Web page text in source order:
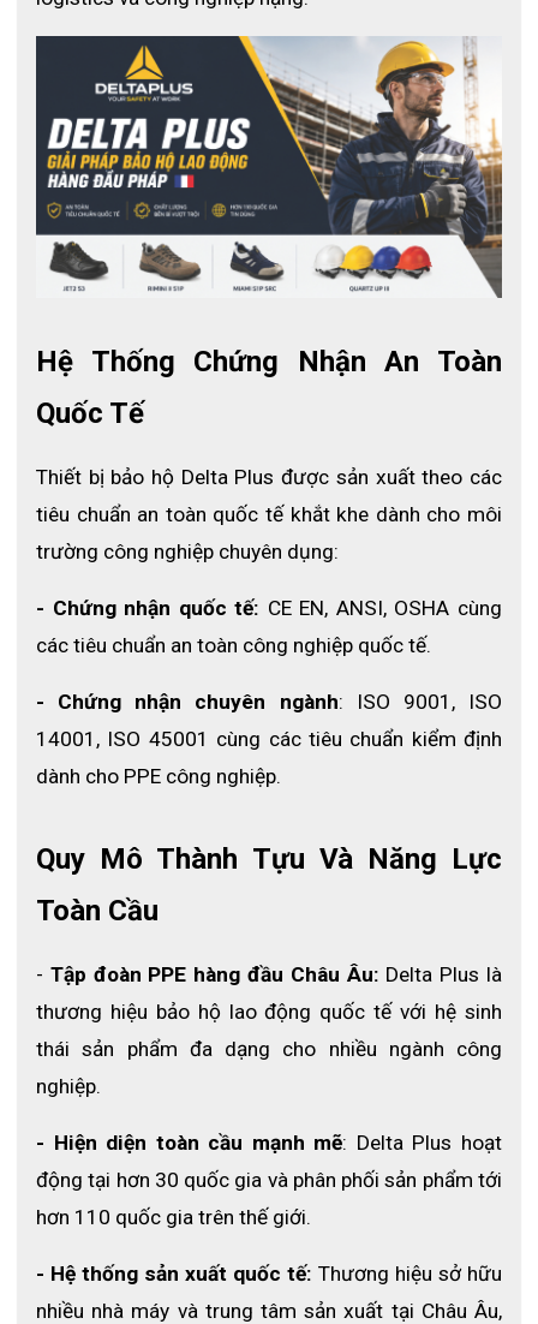
2. Thông số kỹ thuật
- Thương hiệu:
Delta Plus
- Mã sản phẩm: 500XTREM
- Xuất xứ: Trung Quốc
Chất liệu:
Bên ngoài 100% vải aramid, bên trong 100%
Kích thước: Chiều dài 36 cm, Chiều rộng 16 cm
Khả năng chịu nhiệt:
Lên đến 500°C trong 30 giây
Tiêu chuẩn:
EN388, EN407
Găng tay chịu nhiệt TERK 500 XTREM Delta Plus
3. Ưu điểm nổi bật
3.1 Chịu nhiệt cao bảo vệ tay an toàn
Có thể chịu nhiệt lên đến 500°C trong thời gian ngắn,
Hệ Thống Chứng Nhận An Toàn
Quốc Tế
Thiết bị bảo hộ Delta Plus được sản xuất theo các
tiêu chuẩn an toàn quốc tế khắt khe dành cho môi
trường công nghiệp chuyên dụng:
- Chứng nhận quốc tế: CE EN, ANSI, OSHA cùng
các tiêu chuẩn an toàn công nghiệp quốc tế.
- Chứng nhận chuyên ngành: ISO 9001, ISO
14001, ISO 45001 cùng các tiêu chuẩn kiểm định
dành cho PPE công nghiệp.
Quy Mô Thành Tựu Và Năng Lực
Toàn Cầu
- Tập đoàn PPE hàng đầu Châu Âu: Delta Plus là
thương hiệu bảo hộ lao động quốc tế với hệ sinh
thái sản phẩm đa dạng cho nhiều ngành công
nghiệp.
- Hiện diện toàn cầu mạnh mẽ: Delta Plus hoạt
động tại hơn 30 quốc gia và phân phối sản phẩm tới
hơn 110 quốc gia trên thế giới.
- Hệ thống sản xuất quốc tế: Thương hiệu sở hữu
nhiều nhà máy và trung tâm sản xuất tại Châu Âu,